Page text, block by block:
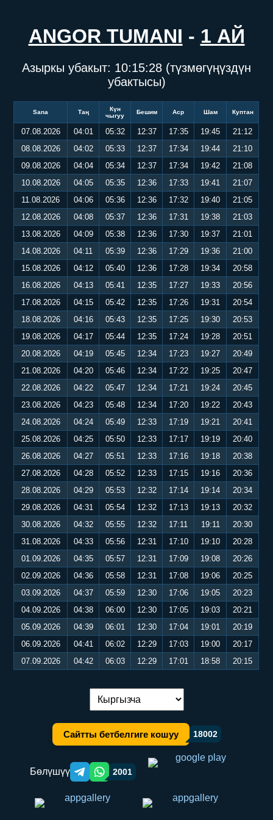
ANGOR TUMANI - 1 АЙ
Азыркы убакыт: 10:15:28 (түзмөгүңүздүн
убактысы)
Sana Таң
Күн
чыгуу
Бешим Аср Шам Куптан
07.08.2026 04:01 05:32 12:37 17:35 19:45
21:12
08.08.2026
04:02 05:33 12:37 17:34 19:44
21:10
09.08.2026
04:04 05:34 12:37 17:34 19:42
21:08
10.08.2026
04:05 05:35 12:36 17:33 19:41
21:07
11.08.2026
04:06 05:36 12:36 17:32 19:40
21:05
12.08.2026
04:08 05:37 12:36 17:31 19:38
21:03
13.08.2026
04:09 05:38 12:36 17:30 19:37
21:01
14.08.2026
04:11 05:39 12:36 17:29 19:36
21:00
15.08.2026
04:12 05:40 12:36 17:28 19:34
20:58
16.08.2026
04:13 05:41 12:35 17:27 19:33
20:56
17.08.2026
04:15 05:42 12:35 17:26 19:31
20:54
18.08.2026
04:16 05:43 12:35 17:25 19:30
20:53
19.08.2026
04:17 05:44 12:35 17:24 19:28
20:51
20.08.2026
04:19 05:45 12:34 17:23 19:27
20:49
21.08.2026
04:20 05:46 12:34 17:22 19:25
20:47
22.08.2026
04:22 05:47 12:34 17:21 19:24
20:45
23.08.2026
04:23 05:48 12:34 17:20 19:22
20:43
24.08.2026
04:24 05:49 12:33 17:19 19:21
20:41
25.08.2026
04:25 05:50 12:33 17:17 19:19
20:40
26.08.2026
04:27 05:51 12:33 17:16 19:18
20:38
27.08.2026
04:28 05:52 12:33 17:15 19:16
20:36
28.08.2026
04:29 05:53 12:32 17:14 19:14
20:34
29.08.2026
04:31 05:54 12:32 17:13 19:13
20:32
30.08.2026
04:32 05:55 12:32 17:11 19:11
20:30
31.08.2026
04:33 05:56 12:31 17:10 19:10
20:28
01.09.2026
04:35 05:57 12:31 17:09 19:08
20:26
02.09.2026
04:36 05:58 12:31 17:08 19:06
20:25
03.09.2026
04:37 05:59 12:30 17:06 19:05
20:23
04.09.2026
04:38 06:00 12:30 17:05 19:03
20:21
05.09.2026
04:39 06:01 12:30 17:04 19:01
20:19
06.09.2026
04:41 06:02 12:29 17:03 19:00
20:17
07.09.2026
04:42 06:03 12:29 17:01 18:58 20:15
Тилди алмаштыруу:
Сайтты бетбелгиге кошуу 18002
Бөлүшүү Telegram orqali ulashish
WhatsApp orqali ulashish
2001